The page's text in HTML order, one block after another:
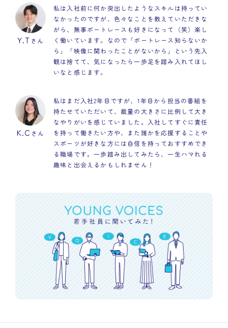
Y.T さん
私は入社前に何か突出したようなスキルは持ってい
なかったのですが、色々なことを教えていただきな
がら、無事ボートレースも好きになって（笑）楽し
く働いています。なので「ボートレース知らないか
ら」「映像に関わったことがないから」という先入
観は捨てて、気になったら一歩足を踏み入れてほし
いなと感じます。
K.C さん
私はまだ入社2年目ですが、1年目から担当の番組を
持たせていただいて、裁量の大きさに比例して大き
なやりがいを感じていました。入社してすぐに責任
を持って働きたい方や、また誰かを応援することや
スポーツが好きな方には自信を持っておすすめでき
る職場です。一歩踏み出してみたら、一生ハマれる
趣味と出会えるかもしれません！